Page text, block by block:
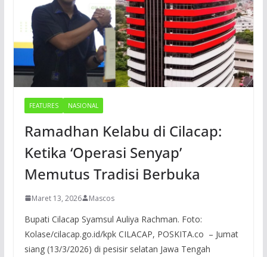
FEATURES NASIONAL
Ramadhan Kelabu di Cilacap:
Ketika ‘Operasi Senyap’
Memutus Tradisi Berbuka
Maret 13, 2026 Mascos
Bupati Cilacap Syamsul Auliya Rachman. Foto:
Kolase/cilacap.go.id/kpk CILACAP, POSKITA.co – Jumat
siang (13/3/2026) di pesisir selatan Jawa Tengah